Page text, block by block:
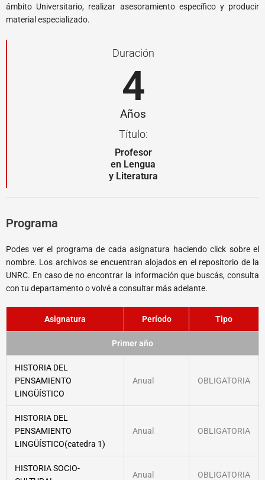
ámbito Universitario, realizar asesoramiento específico y producir
material especializado.
Duración
Años
4
Título:
Profesor
en Lengua
y Literatura
Programa
Podes ver el programa de cada asignatura haciendo click sobre el
nombre. Los archivos se encuentran alojados en el repositorio de la
UNRC. En caso de no encontrar la información que buscás, consulta
con tu departamento o volvé a consultar más adelante.
Asignatura Período Tipo
Primer año
HISTORIA DEL
PENSAMIENTO
LINGÜÍSTICO
Anual OBLIGATORIA
HISTORIA DEL
PENSAMIENTO
LINGÜÍSTICO(catedra 1)
Anual OBLIGATORIA
HISTORIA SOCIO-
Anual OBLIGATORIA